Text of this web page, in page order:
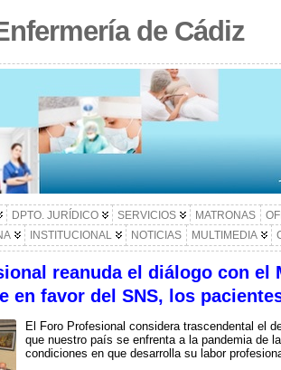
de Cádiz
DPTO. JURÍDICO SERVICIOS MATRONAS
INSTITUCIONAL NOTICIAS MULTIMEDIA
reanuda el diálogo con
en favor del SNS, los
El Foro Profesional considera trascendental el
que nuestro país se enfrenta a la pandemia de
condiciones en que desarrolla su labor